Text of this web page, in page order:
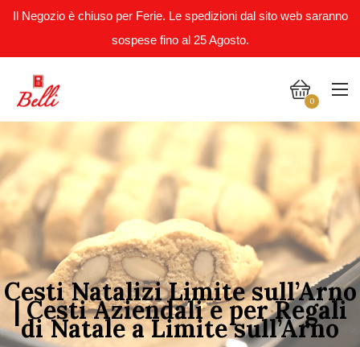
Il Negozio è chiuso per Ferie. Le spedizioni dal sito web saranno
sospese fino al 25 Agosto.
0
Cesti Natalizi Limite sull’Arno
| Cesti Aziendali e per Regali
di Natale a Limite sull’Arno